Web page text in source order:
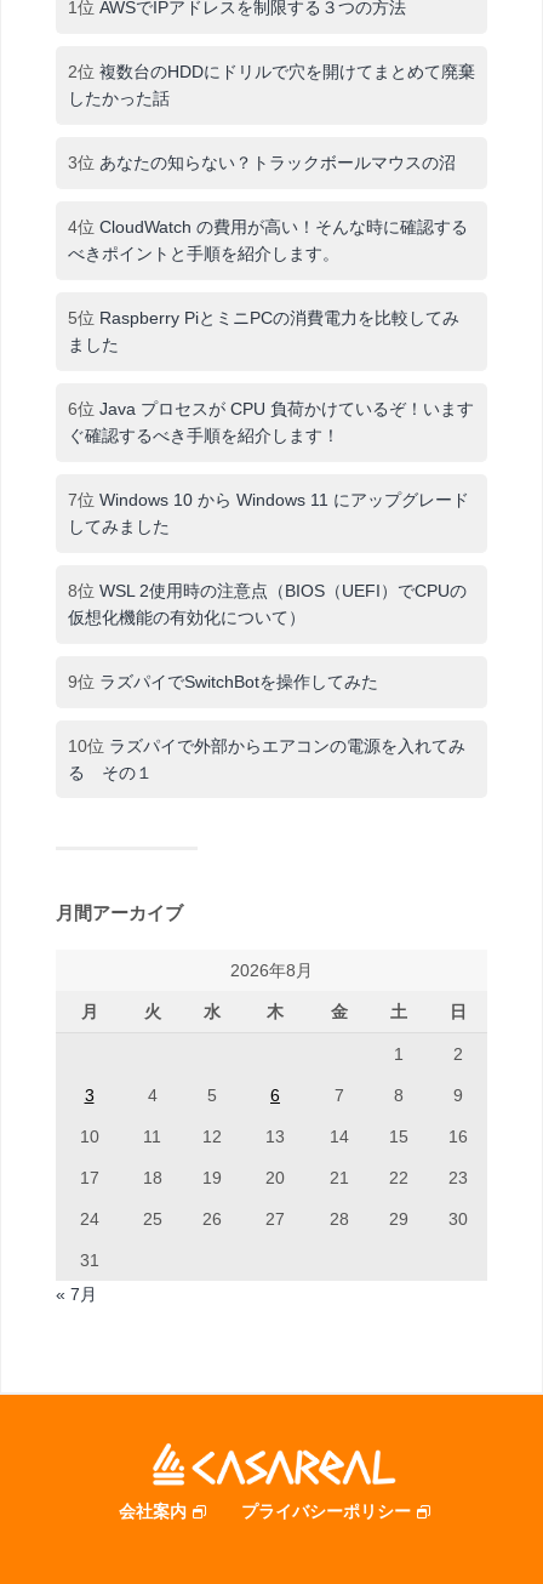
1位 AWSでIPアドレスを制限する３つの方法
2位 複数台のHDDにドリルで穴を開けてまとめて廃棄
したかった話
3位 あなたの知らない？トラックボールマウスの沼
4位 CloudWatch の費用が高い！そんな時に確認する
べきポイントと手順を紹介します。
5位 Raspberry PiとミニPCの消費電力を比較してみ
ました
6位 Java プロセスが CPU 負荷かけているぞ！います
ぐ確認するべき手順を紹介します！
7位 Windows 10 から Windows 11 にアップグレード
してみました
8位 WSL 2使用時の注意点（BIOS（UEFI）でCPUの
仮想化機能の有効化について）
9位 ラズパイでSwitchBotを操作してみた
10位 ラズパイで外部からエアコンの電源を入れてみ
る その１
月間アーカイブ
2026年8月
月 火 水 木 金 土 日
1 2
3 4 5 6 7 8 9
10 11 12 13 14 15 16
17 18 19 20 21 22 23
24 25 26 27 28 29 30
31
« 7月
会社案内 プライバシーポリシー